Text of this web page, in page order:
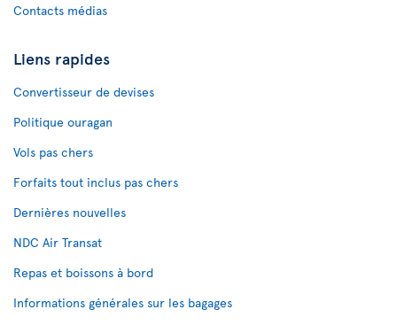
Contacts médias
Liens rapides
Convertisseur de devises
Politique ouragan
Vols pas chers
Forfaits tout inclus pas chers
Dernières nouvelles
NDC Air Transat
Repas et boissons à bord
Informations générales sur les bagages